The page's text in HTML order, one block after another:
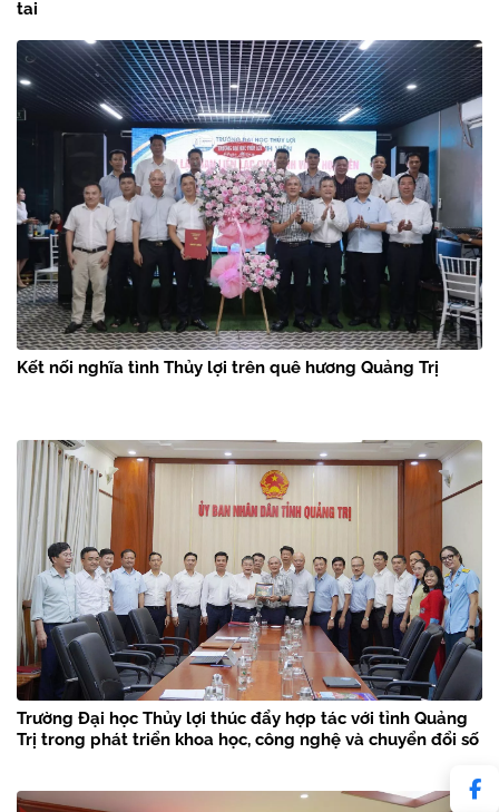
tai
Kết nối nghĩa tình Thủy lợi trên quê hương Quảng Trị
Trường Đại học Thủy lợi thúc đẩy hợp tác với tỉnh Quảng
Trị trong phát triển khoa học, công nghệ và chuyển đổi số